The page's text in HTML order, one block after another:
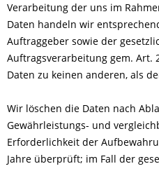
Verarbeitung der uns im
Daten handeln wir
Auftraggeber sowie der
Auftragsverarbeitung gem. Art.
Daten zu keinen anderen, als
Wir löschen die Daten nach
Gewährleistungs- und
Erforderlichkeit der
Jahre überprüft; im Fall der